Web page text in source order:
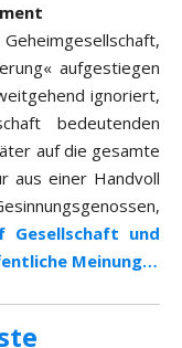
aufgestiegen
ignoriert,
bedeutenden
auf die gesamte
aus einer Handvoll
Gesellschaft und
Meinung…